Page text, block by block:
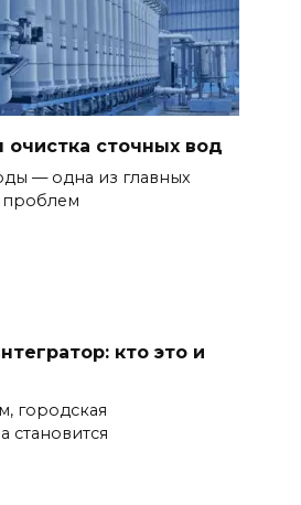
очистка сточных вод
— одна из главных
проблем
кто это и
городская
становится